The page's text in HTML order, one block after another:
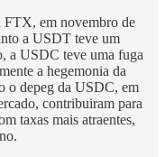
FTX, em novembro de
a USDT teve um
a USDC teve uma fuga
a hegemonia da
o depeg da USDC, em
contribuiram para
taxas mais atraentes,